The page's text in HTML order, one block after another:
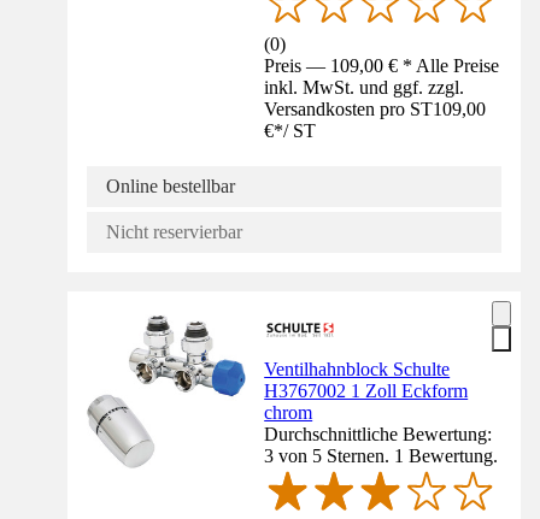
(0)
Preis — 109,00 € * Alle Preise
inkl. MwSt. und ggf. zzgl.
Versandkosten pro ST109,00
€*/ ST
Online bestellbar
Nicht reservierbar
Ventilhahnblock Schulte
H3767002 1 Zoll Eckform
chrom
Durchschnittliche Bewertung:
3 von 5 Sternen. 1 Bewertung.